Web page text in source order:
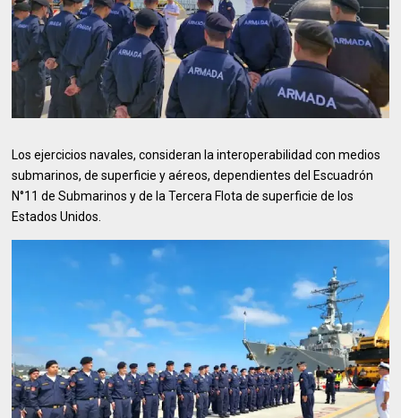
Los ejercicios navales, consideran la interoperabilidad con medios
submarinos, de superficie y aéreos, dependientes del Escuadrón
N°11 de Submarinos y de la Tercera Flota de superficie de los
Estados Unidos.